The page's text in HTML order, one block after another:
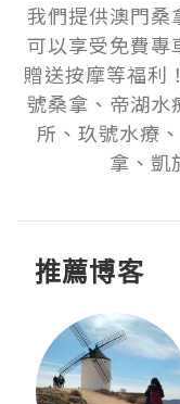
我們提供澳門桑
可以享受免費專
贈送按摩等福利
號桑拿、帝湖水
所、玖號水療
拿、凱
推薦博客